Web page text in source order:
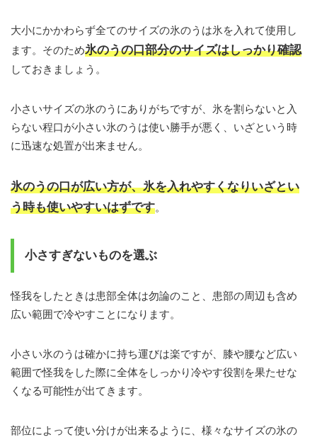
大小にかかわらず全てのサイズの氷のうは氷を入れて使用し
ます。そのため氷のうの口部分のサイズはしっかり確認
しておきましょう。
小さいサイズの氷のうにありがちですが、氷を割らないと入
らない程口が小さい氷のうは使い勝手が悪く、いざという時
に迅速な処置が出来ません。
氷のうの口が広い方が、氷を入れやすくなりいざとい
う時も使いやすいはずです。
小さすぎないものを選ぶ
怪我をしたときは患部全体は勿論のこと、患部の周辺も含め
広い範囲で冷やすことになります。
小さい氷のうは確かに持ち運びは楽ですが、膝や腰など広い
範囲で怪我をした際に全体をしっかり冷やす役割を果たせな
くなる可能性が出てきます。
部位によって使い分けが出来るように、様々なサイズの氷の